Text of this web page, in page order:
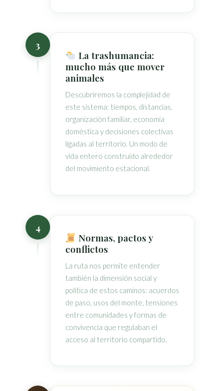
3
La trashumancia:
mucho más que mover
animales
Descubriremos la complejidad de
este sistema: tiempos, distancias,
organización familiar, economía
doméstica y decisiones colectivas
ligadas al territorio. Un modo de
vida entero construido alrededor
del movimiento estacional.
4
Normas, pactos y
conflictos
La ruta nos permite entender
también la dimensión social y
política de estos caminos: acuerdos
de paso, usos del monte, tensiones
entre comunidades y formas de
convivencia que regulaban el
acceso al territorio compartido.